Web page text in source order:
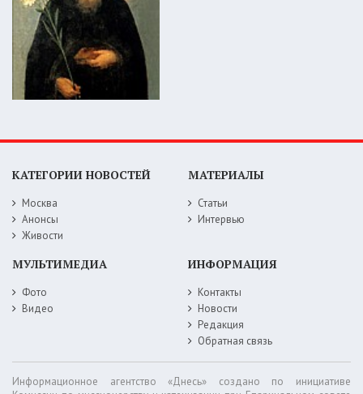
КАТЕГОРИИ НОВОСТЕЙ
Москва
Анонсы
Живости
МАТЕРИАЛЫ
Статьи
Интервью
МУЛЬТИМЕДИА
Фото
Видео
ИНФОРМАЦИЯ
Контакты
Новости
Редакция
Обратная связь
Информационное агентство «Днесь» создано по инициативе